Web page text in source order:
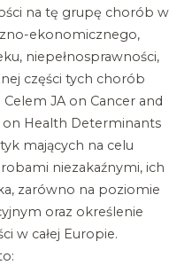
na tę grupę chorób w
ekonomicznego,
niepełnosprawności,
części tych chorób
JA on Cancer and
on Health Determinants
mających na celu
niezakaźnymi, ich
zarówno na poziomie
oraz określenie
w całej Europie.